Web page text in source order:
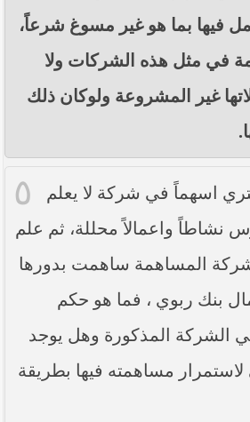
فيها بما هو غير مسوغ شرعاً،
في مثل هذه الشركات ولا
غير المشروعة ولوكان ذلك
٥
اسهماً في شركة لا يعلم
نشاطاً واعمالاً محللة، ثم علم
المساهمة ساهمت بدورها
بنك ربوي ، فما هو حكم
الشركة المذكورة وهل يوجد
مساهمته فيها بطريقة